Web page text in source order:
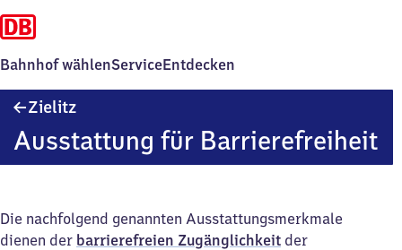
Bahnhof wählenServiceEntdecken
Zielitz
Ausstattung für Barrierefreiheit
Die nachfolgend genannten Ausstattungsmerkmale
dienen der barrierefreien Zugänglichkeit der